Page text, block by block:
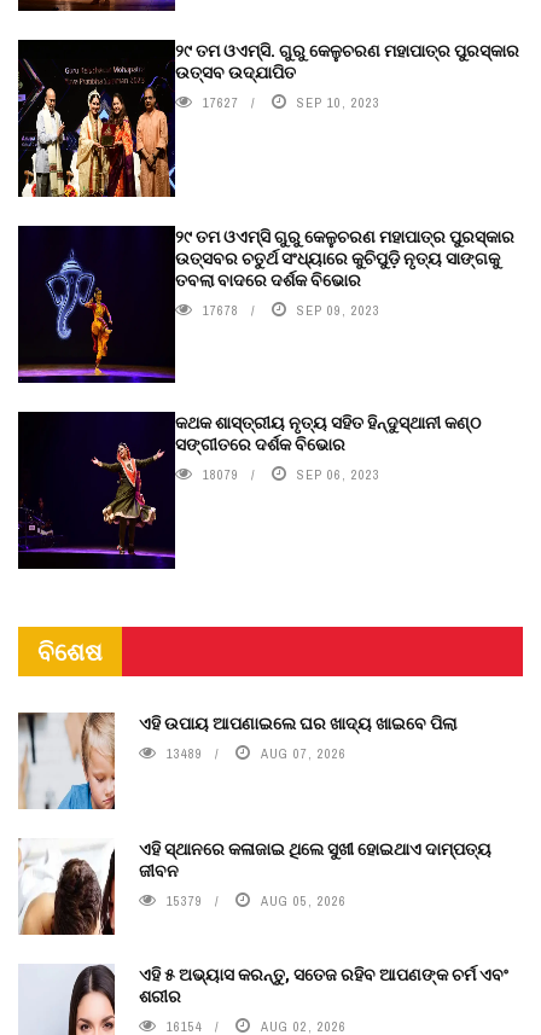
୨୯ ତମ ଓଏମ୍‌ସି. ଗୁରୁ କେଳୁଚରଣ ମହାପାତ୍ର ପୁରସ୍କାର
ଉତ୍ସବ ଉଦ୍‍ଯାପିତ
17627 SEP 10, 2023
୨୯ ତମ ଓଏମ୍‌ସି ଗୁରୁ କେଳୁଚରଣ ମହାପାତ୍ର ପୁରସ୍କାର
ଉତ୍ସବର ଚତୁର୍ଥ ସଂଧ୍ୟାରେ କୁଚିପୁଡ଼ି ନୃତ୍ୟ ସାଙ୍ଗକୁ
ତବଲା ବାଦରେ ଦର୍ଶକ ବିଭୋର
17678 SEP 09, 2023
କଥକ ଶାସ୍ତ୍ରୀୟ ନୃତ୍ୟ ସହିତ ହିନ୍ଦୁସ୍ଥାନୀ କଣ୍ଠ
ସଙ୍ଗୀତରେ ଦର୍ଶକ ବିଭୋର
18079 SEP 06, 2023
ବିଶେଷ
ଏହି ଉପାୟ ଆପଣାଇଲେ ଘର ଖାଦ୍ୟ ଖାଇବେ ପିଲା
13489 AUG 07, 2026
ଏହି ସ୍ଥାନରେ କଳାଜାଇ ଥିଲେ ସୁଖୀ ହୋଇଥାଏ ଦାମ୍ପତ୍ୟ
ଜୀବନ
15379 AUG 05, 2026
ଏହି ୫ ଅଭ୍ୟାସ କରନ୍ତୁ, ସତେଜ ରହିବ ଆପଣଙ୍କ ଚର୍ମ ଏବଂ
ଶରୀର
16154 AUG 02, 2026